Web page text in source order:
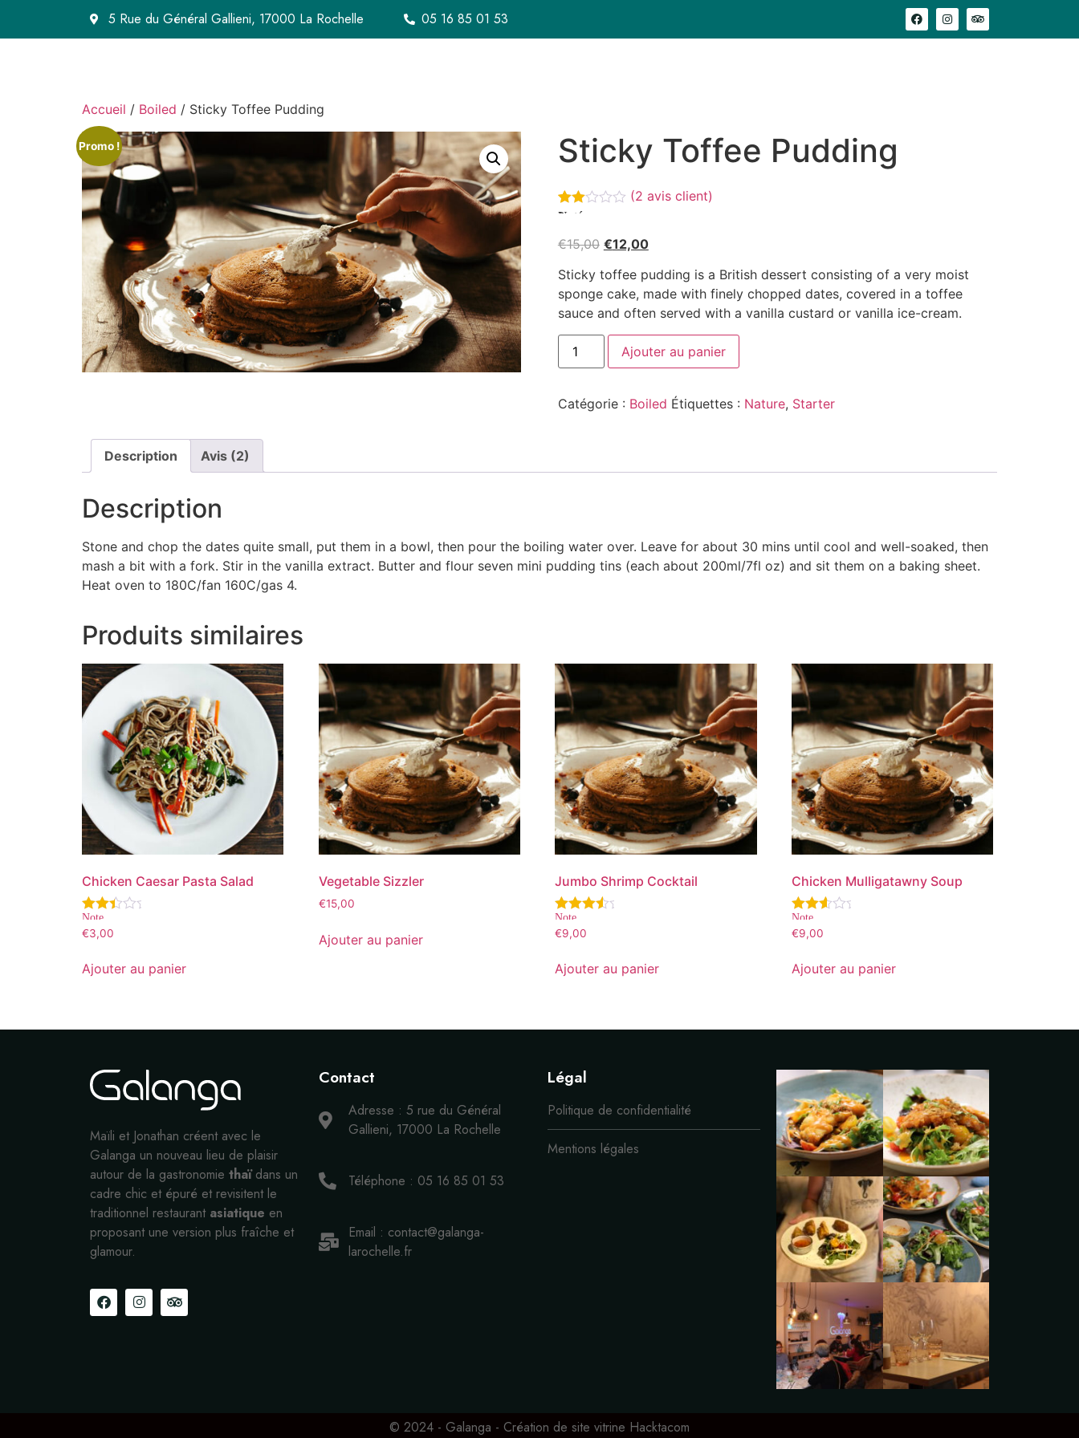
5 Rue du Général Gallieni, 17000 La Rochelle 05 16 85 01 53
Accueil / Boiled / Sticky Toffee Pudding
Promo ! Sticky Toffee Pudding
Noté
sur
sur
2
notations
client
(2 avis client)
€15,00 €12,00
Sticky toffee pudding is a British dessert consisting of a very moist
sponge cake, made with finely chopped dates, covered in a toffee
sauce and often served with a vanilla custard or vanilla ice-cream.
Ajouter au panier
Catégorie : Boiled Étiquettes : Nature, Starter
Description Avis (2)
Description
Stone and chop the dates quite small, put them in a bowl, then pour the boiling water over. Leave for about 30 mins until cool and well-soaked, then
mash a bit with a fork. Stir in the vanilla extract. Butter and flour seven mini pudding tins (each about 200ml/7fl oz) and sit them on a baking sheet.
Heat oven to 180C/fan 160C/gas 4.
Produits similaires
Chicken Caesar Pasta Salad
Note
2.80
sur 5
€3,00
Ajouter au panier
Vegetable Sizzler
€15,00
Ajouter au panier
Jumbo Shrimp Cocktail
Note
4.00
sur 5
€9,00
Ajouter au panier
Chicken Mulligatawny Soup
Note
3.00
sur 5
€9,00
Ajouter au panier
Maïli et Jonathan créent avec le
Galanga un nouveau lieu de plaisir
autour de la gastronomie thaïdans un
cadre chic et épuré et revisitent le
traditionnel restaurant asiatique en
proposant une version plus fraîche et
glamour.
Contact
Adresse : 5 rue du Général
Gallieni, 17000 La Rochelle
Téléphone : 05 16 85 01 53
Email : contact@galanga-
larochelle.fr
Légal
Politique de confidentialité
Mentions légales
© 2024 - Galanga - Création de site vitrine Hacktacom